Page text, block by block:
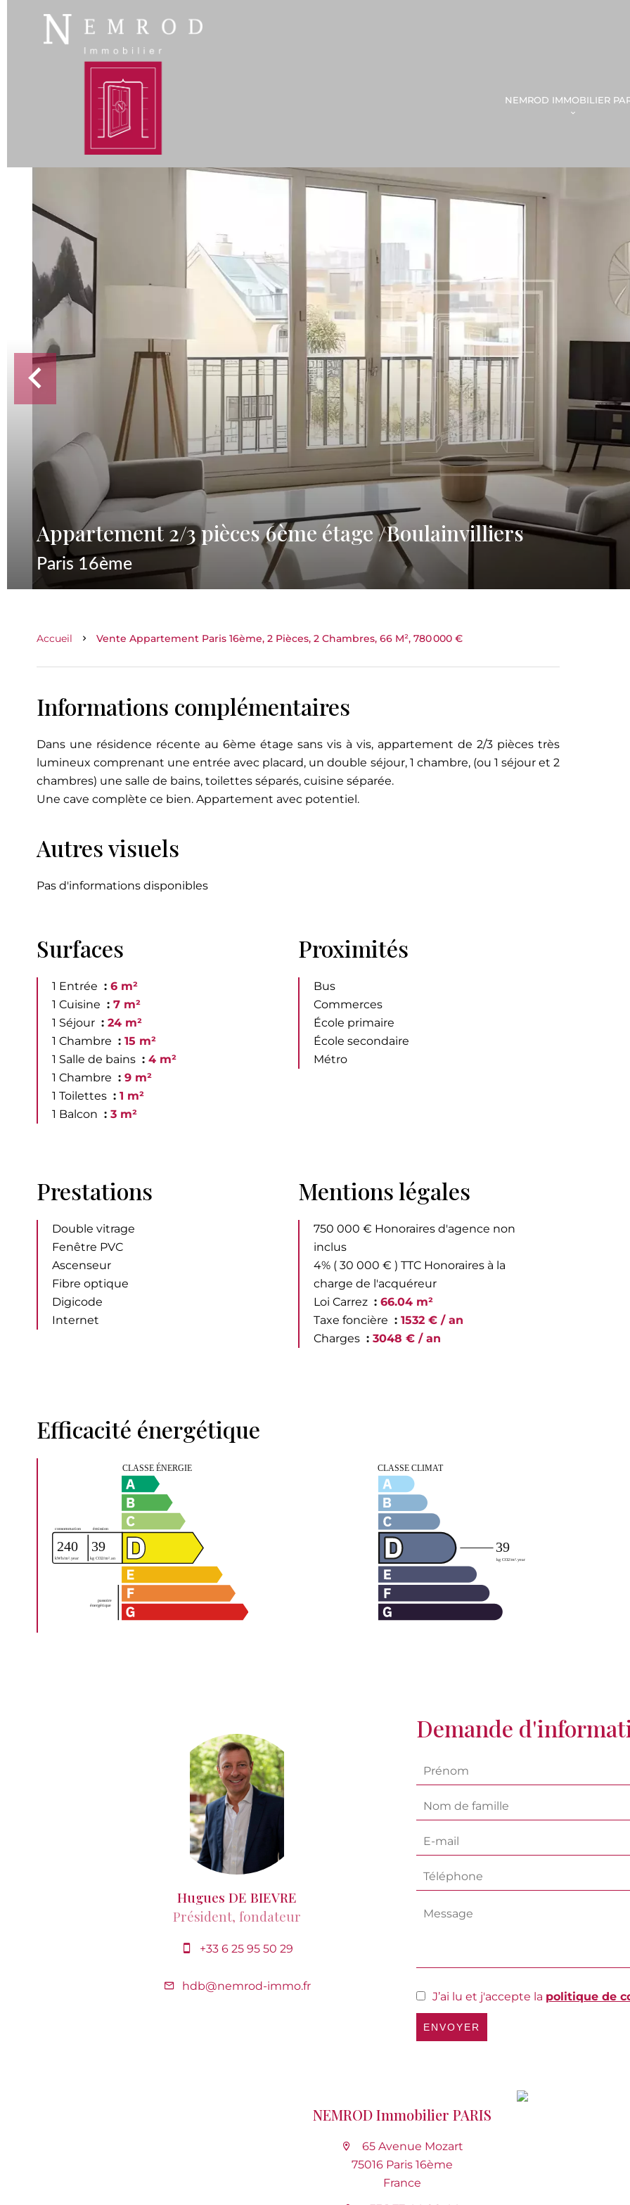
NEMROD IMMOBILIER
Appartement 2/3 pièces 6ème étage /Boulainvilliers
Paris 16ème
Accueil Vente Appartement Paris 16ème, 2 Pièces, 2 Chambres, 66 M², 780 000 €
Informations complémentaires
Dans une résidence récente au 6ème étage sans vis à vis, appartement de 2/3 pièces très
lumineux comprenant une entrée avec placard, un double séjour, 1 chambre, (ou 1 séjour et 2
chambres) une salle de bains, toilettes séparés, cuisine séparée.
Une cave complète ce bien. Appartement avec potentiel.
Autres visuels
Pas d'informations disponibles
Surfaces
1 Entrée
6 m²
1 Cuisine
7 m²
1 Séjour
24 m²
1 Chambre
15 m²
1 Salle de bains
4 m²
1 Chambre
9 m²
1 Toilettes
1 m²
1 Balcon
3 m²
Proximités
Bus
Commerces
École primaire
École secondaire
Métro
Prestations
Double vitrage
Fenêtre PVC
Ascenseur
Fibre optique
Digicode
Internet
Mentions légales
750 000 € Honoraires d'agence non
inclus
4% ( 30 000 € ) TTC Honoraires à la
charge de l'acquéreur
Loi Carrez
66.04 m²
Taxe foncière
1532 € / an
Charges
3048 € / an
Efficacité énergétique
Hugues DE BIEVRE
Président, fondateur
+33 6 25 95 50 29
hdb@nemrod-immo.fr
Demande
J’ai lu et j'accepte la politique de
ENVOYER
NEMROD Immobilier PARIS
65 Avenue Mozart
75016 Paris 16ème
France